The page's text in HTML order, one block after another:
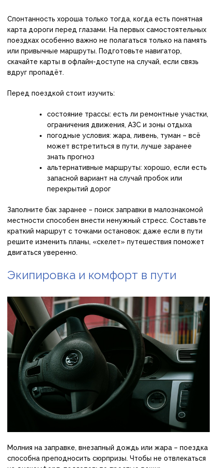
Спонтанность хороша только тогда, когда есть понятная
карта дороги перед глазами. На первых самостоятельных
поездках особенно важно не полагаться только на память
или привычные маршруты. Подготовьте навигатор,
скачайте карты в офлайн-доступе на случай, если связь
вдруг пропадёт.
Перед поездкой стоит изучить:
состояние трассы: есть ли ремонтные участки,
ограничения движения, АЗС и зоны отдыха
погодные условия: жара, ливень, туман – всё
может встретиться в пути, лучше заранее
знать прогноз
альтернативные маршруты: хорошо, если есть
запасной вариант на случай пробок или
перекрытий дорог
Заполните бак заранее – поиск заправки в малознакомой
местности способен внести ненужный стресс. Составьте
краткий маршрут с точками остановок: даже если в пути
решите изменить планы, «скелет» путешествия поможет
двигаться уверенно.
Экипировка и комфорт в пути
Молния на заправке, внезапный дождь или жара – поездка
способна преподносить сюрпризы. Чтобы не отвлекаться